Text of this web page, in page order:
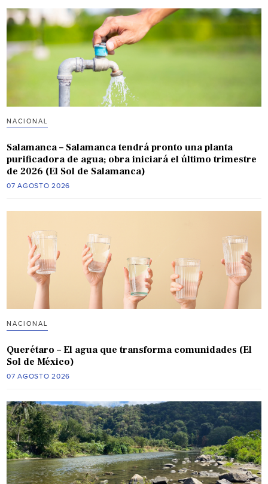
NACIONAL
Salamanca – Salamanca tendrá pronto una planta
purificadora de agua; obra iniciará el último trimestre
de 2026 (El Sol de Salamanca)
07 AGOSTO 2026
NACIONAL
Querétaro – El agua que transforma comunidades (El
Sol de México)
07 AGOSTO 2026